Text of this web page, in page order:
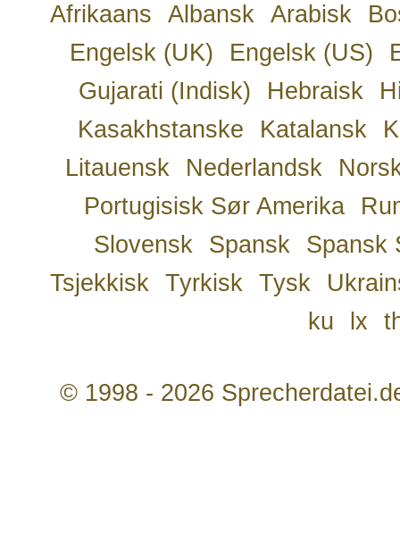
Afrikaans Albansk Arabisk
Engelsk (UK)
Engelsk (US)
Gujarati (Indisk)
Hebraisk
Kasakhstanske
Katalansk
Litauensk
Nederlandsk
Portugisisk Sør Amerika
Slovensk
Spansk
Spansk
Tsjekkisk
Tyrkisk Tysk
ku
lx
© 1998 - 2026